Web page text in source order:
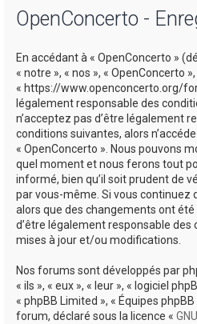
OpenConcerto -
En accédant à « OpenConcerto »
« notre », « nos », « OpenConcerto »,
« https://www.openconcerto.org/
légalement responsable des
n’acceptez pas d’être légalement
conditions suivantes, alors
« OpenConcerto ». Nous pouvons
quel moment et nous ferons tout
informé, bien qu’il soit prudent de
par vous-même. Si vous continuez
alors que des changements ont
d’être légalement responsable des
mises à jour et/ou modifications.
Nos forums sont développés par
« ils », « eux », « leur », « logiciel
« phpBB Limited », « Équipes
forum, déclaré sous la licence «